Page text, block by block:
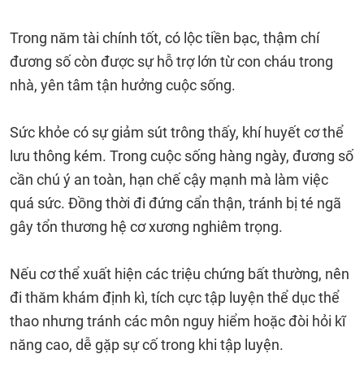
Trong năm tài chính tốt, có lộc tiền bạc, thậm chí
đương số còn được sự hỗ trợ lớn từ con cháu trong
nhà, yên tâm tận hưởng cuộc sống.
Sức khỏe có sự giảm sút trông thấy, khí huyết cơ thể
lưu thông kém. Trong cuộc sống hàng ngày, đương số
cần chú ý an toàn, hạn chế cậy mạnh mà làm việc
quá sức. Đồng thời đi đứng cẩn thận, tránh bị té ngã
gây tổn thương hệ cơ xương nghiêm trọng.
Nếu cơ thể xuất hiện các triệu chứng bất thường, nên
đi thăm khám định kì, tích cực tập luyện thể dục thể
thao nhưng tránh các môn nguy hiểm hoặc đòi hỏi kĩ
năng cao, dễ gặp sự cố trong khi tập luyện.